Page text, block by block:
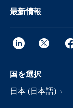
最新情報
国を選択
日本 (日本語)